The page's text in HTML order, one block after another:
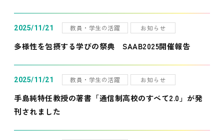
2025/11/21 教員・学生の活躍 お知らせ
多様性を包摂する学びの祭典 SAAB2025開催報告
2025/11/21 教員・学生の活躍 お知らせ
手島純特任教授の著書「通信制高校のすべて2.0」が発
刊されました